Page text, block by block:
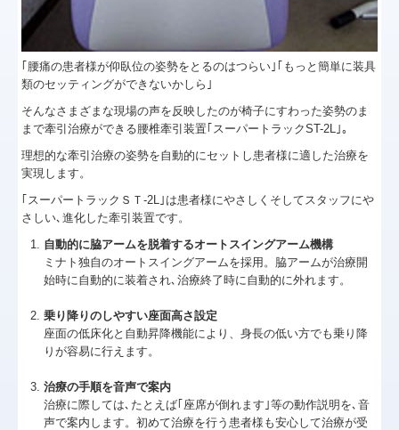
｢腰痛の患者様が仰臥位の姿勢をとるのはつらい｣｢もっと簡単に装具
類のセッティングができないかしら｣
そんなさまざまな現場の声を反映したのが椅子にすわった姿勢のま
まで牽引治療ができる腰椎牽引装置｢スーパートラックST-2L｣。
理想的な牽引治療の姿勢を自動的にセットし患者様に適した治療を
実現します。
｢スーパートラックＳＴ-2L｣は患者様にやさしくそしてスタッフにや
さしい､進化した牽引装置です。
自動的に脇アームを脱着するオートスイングアーム機構
ミナト独自のオートスイングアームを採用。脇アームが治療開
始時に自動的に装着され､治療終了時に自動的に外れます。
乗り降りのしやすい座面高さ設定
座面の低床化と自動昇降機能により、身長の低い方でも乗り降
りが容易に行えます。
治療の手順を音声で案内
治療に際しては､たとえば｢座席が倒れます｣等の動作説明を､音
声で案内します。初めて治療を行う患者様も安心して治療が受